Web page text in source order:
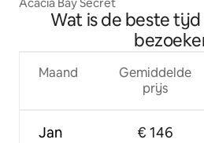
Wat is de beste
Maand
Jan
Gemiddelde
prijs
€ 146